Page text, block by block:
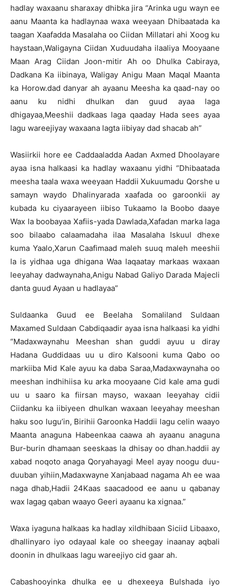
hadlay waxaanu sharaxay dhibka jira “Arinka ugu wayn ee
aanu Maanta ka hadlaynaa waxa weeyaan Dhibaatada ka
taagan Xaafadda Masalaha oo Ciidan Millatari ahi Xoog ku
haystaan,Waligayna Ciidan Xuduudaha ilaaliya Mooyaane
Maan Arag Ciidan Joon-mitir Ah oo Dhulka Cabiraya,
Dadkana Ka iibinaya, Waligay Anigu Maan Maqal Maanta
ka Horow.dad danyar ah ayaanu Meesha ka qaad-nay oo
aanu ku nidhi dhulkan dan guud ayaa laga
dhigayaa,Meeshii dadkaas laga qaaday Hada sees ayaa
lagu wareejiyay waxaana lagta iibiyay dad shacab ah”
Wasiirkii hore ee Caddaaladda Aadan Axmed Dhoolayare
ayaa isna halkaasi ka hadlay waxaanu yidhi “Dhibaatada
meesha taala waxa weeyaan Haddii Xukuumadu Qorshe u
samayn waydo Dhalinyarada xaafada oo garoonkii ay
kubada ku ciyaarayeen iibiso Tukaamo la Boobo daaye
Wax la boobayaa Xafiis-yada Dawlada,Xafadan marka laga
soo bilaabo calaamadaha ilaa Masalaha Iskuul dhexe
kuma Yaalo,Xarun Caafimaad maleh suuq maleh meeshii
la is yidhaa uga dhigana Waa laqaatay markaas waxaan
leeyahay dadwaynaha,Anigu Nabad Galiyo Darada Majecli
danta guud Ayaan u hadlayaa”
Suldaanka Guud ee Beelaha Somaliland Suldaan
Maxamed Suldaan Cabdiqaadir ayaa isna halkaasi ka yidhi
“Madaxwaynahu Meeshan shan guddi ayuu u diray
Hadana Guddidaas uu u diro Kalsooni kuma Qabo oo
markiiba Mid Kale ayuu ka daba Saraa,Madaxwaynaha oo
meeshan indhihiisa ku arka mooyaane Cid kale ama gudi
uu u saaro ka fiirsan mayso, waxaan leeyahay cidii
Ciidanku ka iibiyeen dhulkan waxaan leeyahay meeshan
haku soo lugu’in, Birihii Garoonka Haddii lagu celin waayo
Maanta anaguna Habeenkaa caawa ah ayaanu anaguna
Bur-burin dhamaan seeskaas la dhisay oo dhan.haddii ay
xabad noqoto anaga Qoryahayagi Meel ayay noogu duu-
duuban yihiin,Madaxwayne Xanjabaad nagama Ah ee waa
naga dhab,Hadii 24Kaas saacadood ee aanu u qabanay
wax lagag qaban waayo Geeri ayaanu ka xignaa.”
Waxa iyaguna halkaas ka hadlay xildhibaan Siciid Libaaxo,
dhallinyaro iyo odayaal kale oo sheegay inaanay aqbali
doonin in dhulkaas lagu wareejiyo cid gaar ah.
Cabashooyinka dhulka ee u dhexeeya Bulshada iyo